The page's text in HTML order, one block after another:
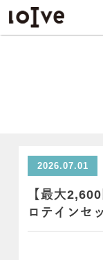
2026.07.01
【最大
ロテインセ